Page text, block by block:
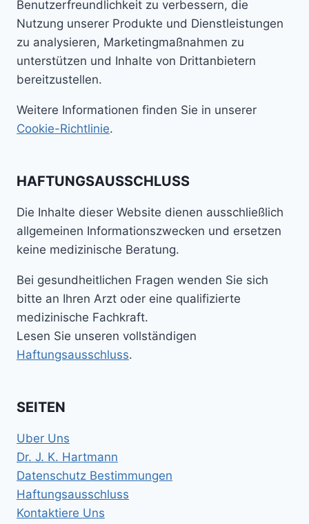
Benutzerfreundlichkeit zu verbessern, die
Nutzung unserer Produkte und Dienstleistungen
zu analysieren, Marketingmaßnahmen zu
unterstützen und Inhalte von Drittanbietern
bereitzustellen.
Weitere Informationen finden Sie in unserer
Cookie-Richtlinie.
HAFTUNGSAUSSCHLUSS
Die Inhalte dieser Website dienen ausschließlich
allgemeinen Informationszwecken und ersetzen
keine medizinische Beratung.
Bei gesundheitlichen Fragen wenden Sie sich
bitte an Ihren Arzt oder eine qualifizierte
medizinische Fachkraft.
Lesen Sie unseren vollständigen
Haftungsausschluss.
SEITEN
Uber Uns
Dr. J. K. Hartmann
Datenschutz Bestimmungen
Haftungsausschluss
Kontaktiere Uns